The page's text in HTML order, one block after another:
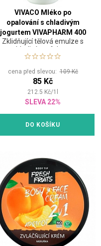
VIVACO Mléko po
opalování s chladivým
jogurtem VIVAPHARM 400
ml
Zklidňující tělová emulze s
chladivým efektem
cena před slevou:109 Kč
85 Kč
212.5 Kč/1
SLEVA 22%
DO KOŠÍKU